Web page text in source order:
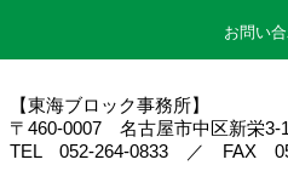
お問い
【東海ブロック事務所】
〒460-0007 名古屋市中区新栄3-
TEL 052-264-0833 ／ FAX